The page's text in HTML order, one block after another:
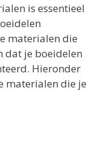
is essentieel
materialen die
dat je boeidelen
Hieronder
materialen die je